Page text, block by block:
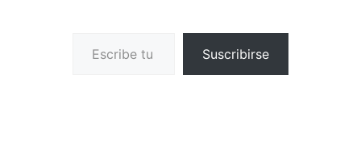
Suscribirse